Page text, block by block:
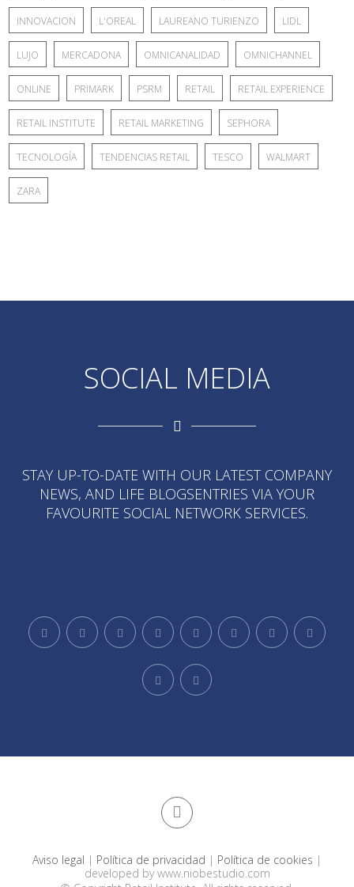
INNOVACION L'OREAL LAUREANO TURIENZO LIDL
LUJO MERCADONA OMNICANALIDAD OMNICHANNEL
ONLINE PRIMARK PSRM RETAIL RETAIL EXPERIENCE
RETAIL INSTITUTE RETAIL MARKETING SEPHORA
TECNOLOGÍA TENDENCIAS RETAIL TESCO WALMART
ZARA
SOCIAL MEDIA
STAY UP-TO-DATE WITH OUR LATEST COMPANY
NEWS, AND LIFE BLOGSENTRIES VIA YOUR
FAVOURITE SOCIAL NETWORK SERVICES.
Aviso legal | Política de privacidad | Política de cookies |
developed bywww.niobestudio.com